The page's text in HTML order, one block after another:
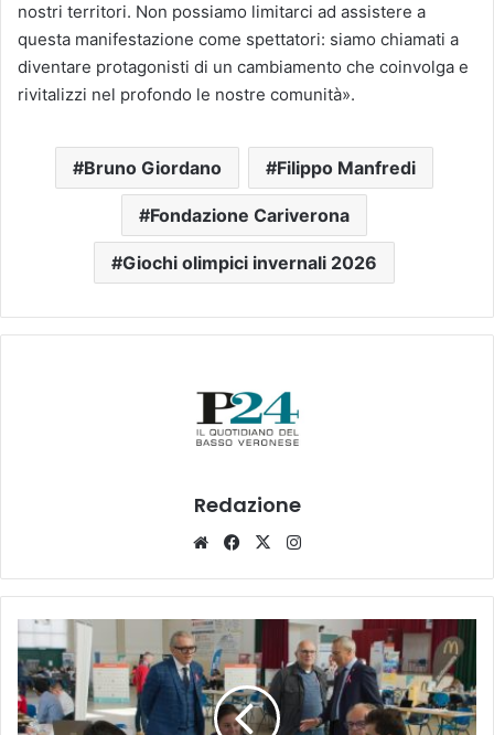
nostri territori. Non possiamo limitarci ad assistere a
questa manifestazione come spettatori: siamo chiamati a
diventare protagonisti di un cambiamento che coinvolga e
rivitalizzi nel profondo le nostre comunità».
Bruno Giordano Filippo Manfredi
Fondazione Cariverona
Giochi olimpici invernali 2026
Redazione
WebsiteFacebook
X
"Sei
nel
posto
giusto",
numeri